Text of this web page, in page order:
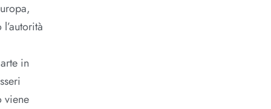
in
viene